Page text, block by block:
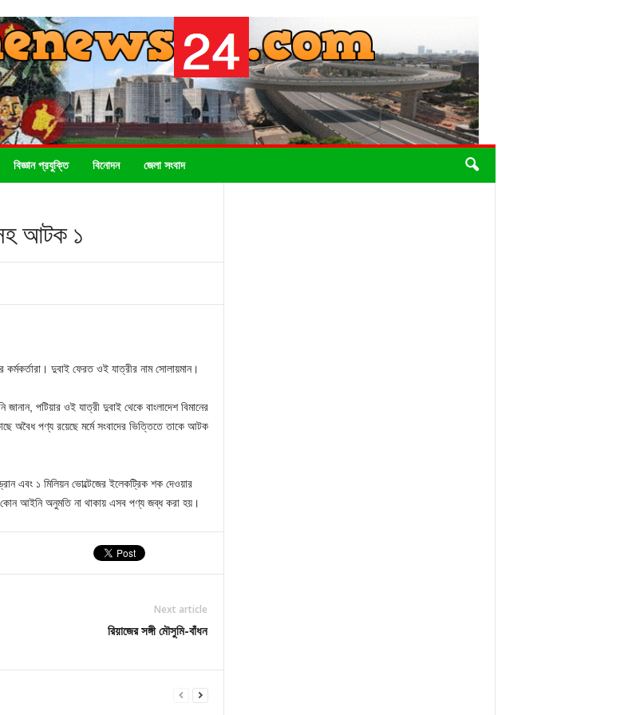
বিজ্ঞান প্রযুক্তি বিনোদন জেলা সংবাদ
আটক ১
দুবাই ফেরত ওই যাত্রীর নাম সোলায়মান।
পটিয়ার ওই যাত্রী দুবাই থেকে বাংলাদেশ বিমানের
অবৈধ পণ্য রয়েছে মর্মে সংবাদের ভিত্তিতে তাকে আটক
এবং ১ মিলিয়ন ভোল্টেজের ইলেকট্রিক শক দেওয়ার
কোন আইনি অনুমতি না থাকায় এসব পণ্য জব্ধ করা হয়।
Next article
রিয়াজের সঙ্গী মৌসুমি-বাঁধন